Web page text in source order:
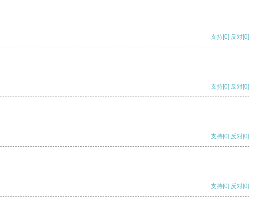
支持[0] 反对[0]
支持[0] 反对[0]
支持[0] 反对[0]
支持[0] 反对[0]